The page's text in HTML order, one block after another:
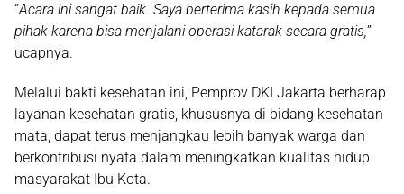
“Acara ini sangat baik. Saya berterima kasih kepada semua
pihak karena bisa menjalani operasi katarak secara gratis,”
ucapnya.
Melalui bakti kesehatan ini, Pemprov DKI Jakarta berharap
layanan kesehatan gratis, khususnya di bidang kesehatan
mata, dapat terus menjangkau lebih banyak warga dan
berkontribusi nyata dalam meningkatkan kualitas hidup
masyarakat Ibu Kota.